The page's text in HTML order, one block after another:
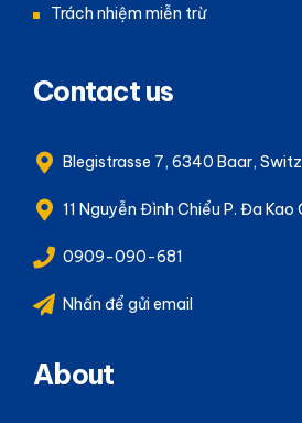
Trách nhiệm miễn trừ
Contact us
Blegistrasse 7, 6340 Baar,
11 Nguyễn Đình Chiểu P. Đa Kao
0909-090-681
Nhấn để gửi email
About